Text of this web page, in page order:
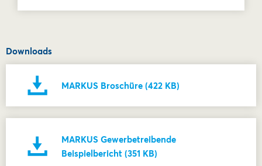
Downloads
MARKUS Broschüre (422 KB)
MARKUS Gewerbetreibende
Beispielbericht (351 KB)